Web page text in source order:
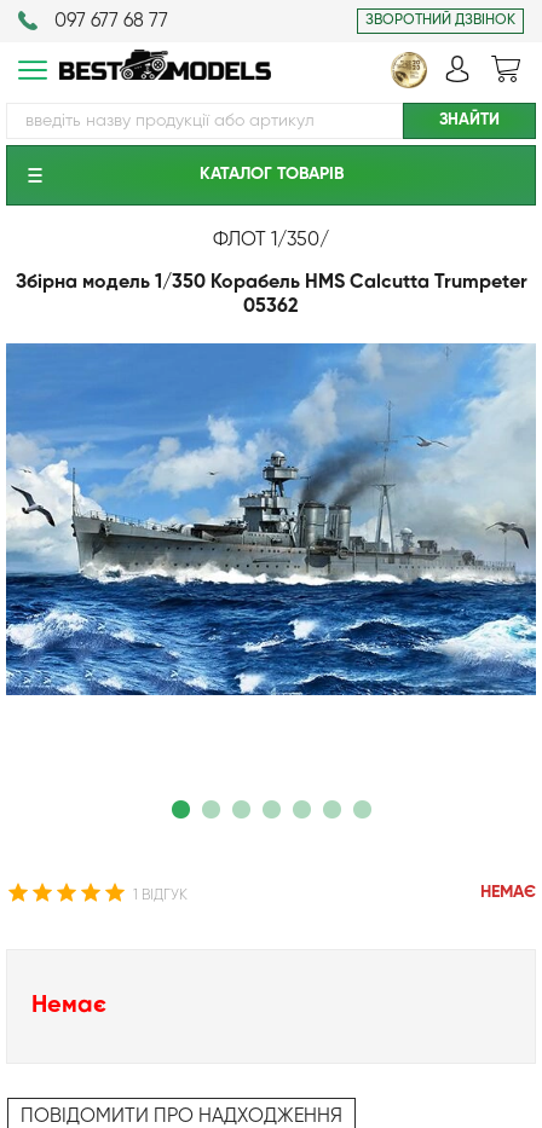
097 677 68 77 ЗВОРОТНИЙ ДЗВІНОК
КАТАЛОГ ТОВАРIВ
ФЛОТ 1/350/
Збірна модель 1/350 Корабель HMS Calcutta Trumpeter
05362
1 ВІДГУК НЕМАЄ
Немає
ПОВІДОМИТИ ПРО НАДХОДЖЕННЯ